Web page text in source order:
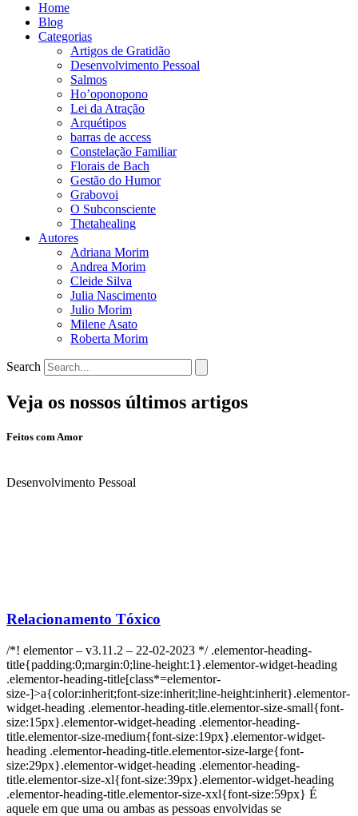
Home
Blog
Categorias
Artigos de Gratidão
Desenvolvimento Pessoal
Salmos
Ho’oponopono
Lei da Atração
Arquétipos
barras de access
Constelação Familiar
Florais de Bach
Gestão do Humor
Grabovoi
O Subconsciente
Thetahealing
Autores
Adriana Morim
Andrea Morim
Cleide Silva
Julia Nascimento
Julio Morim
Milene Asato
Roberta Morim
Search
Veja os nossos últimos artigos
Feitos com Amor
Desenvolvimento Pessoal
Relacionamento Tóxico
/*! elementor – v3.11.2 – 22-02-2023 */ .elementor-heading-
title{padding:0;margin:0;line-height:1}.elementor-widget-heading
.elementor-heading-title[class*=elementor-
size-]>a{color:inherit;font-size:inherit;line-height:inherit}.elementor-
widget-heading .elementor-heading-title.elementor-size-small{font-
size:15px}.elementor-widget-heading .elementor-heading-
title.elementor-size-medium{font-size:19px}.elementor-widget-
heading .elementor-heading-title.elementor-size-large{font-
size:29px}.elementor-widget-heading .elementor-heading-
title.elementor-size-xl{font-size:39px}.elementor-widget-heading
.elementor-heading-title.elementor-size-xxl{font-size:59px} É
aquele em que uma ou ambas as pessoas envolvidas se